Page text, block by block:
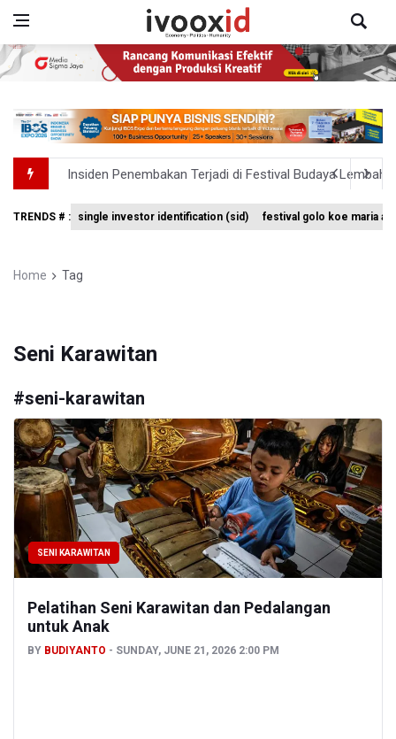
Insiden Penembakan Terjadi di Festival Budaya Lembah
Kebakaran Hutan dan Lahan Terjadi di Sejumlah
SEA V Cup 2026: Timnas Voli Putri Indonesia Kalah 0-3
TRENDS # : single investor identification (sid) festival golo koe maria
Home Tag
Seni Karawitan
#seni-karawitan
SENI KARAWITAN
Pelatihan Seni Karawitan dan Pedalangan
untuk Anak
BY BUDIYANTO SUNDAY, JUNE 21, 2026 2:00 PM